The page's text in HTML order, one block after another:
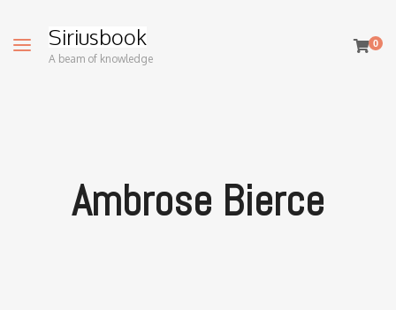
Siriusbook
A beam of knowledge
0
Ambrose Bierce